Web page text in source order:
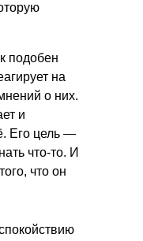
подобен
на
о них.
и
Его цель —
что-то. И
что он